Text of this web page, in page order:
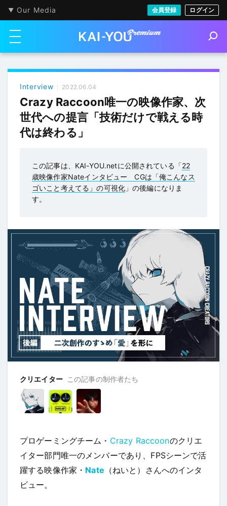
Our Media 会員登録 ログイン
メニューを開く
e
r
Interview 2022.06.04
Crazy Raccoon唯一の映像作家、次
世代への提言「技術だけで戦える時
代は終わる」
この記事は、KAI-YOU.netに公開されている「22
歳映像作家Nateインタビュー CGは「俺こんなス
ゴいこと考えてる」の可視化」の後編になりま
す。
クリエイター この記事の制作者たち
プロゲーミングチーム・ Crazy Raccoonのクリエ
イター部門唯一のメンバーであり、FPSシーンで活
躍する映像作家・ Nate （ねいと）さんへのインタ
ビュー。